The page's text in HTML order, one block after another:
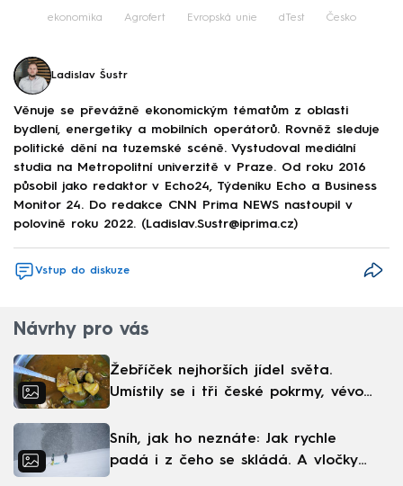
ekonomika Agrofert Evropská unie dTest Česko
Ladislav Šustr
Věnuje se převážně ekonomickým tématům z oblasti
bydlení, energetiky a mobilních operátorů. Rovněž sleduje
politické dění na tuzemské scéně. Vystudoval mediální
studia na Metropolitní univerzitě v Praze. Od roku 2016
působil jako redaktor v Echo24, Týdeníku Echo a Business
Monitor 24. Do redakce CNN Prima NEWS nastoupil v
polovině roku 2022. (Ladislav.Sustr@iprima.cz)
Vstup do diskuze
Návrhy pro vás
Žebříček nejhorších jídel světa.
Umístily se i tři české pokrmy, vévodí
Sníh, jak ho neznáte: Jak rychle
padá i z čeho se skládá. A vločky